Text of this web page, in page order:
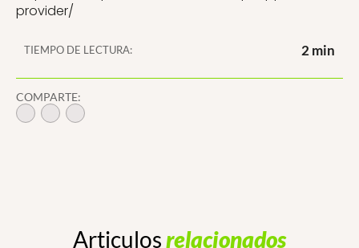
provider/
TIEMPO DE LECTURA: 2 min
COMPARTE:
Articulosrelacionados